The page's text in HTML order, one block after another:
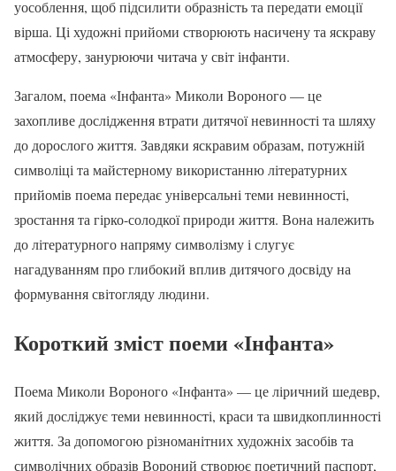
уособлення, щоб підсилити образність та передати емоції
вірша. Ці художні прийоми створюють насичену та яскраву
атмосферу, занурюючи читача у світ інфанти.
Загалом, поема «Інфанта» Миколи Вороного — це
захопливе дослідження втрати дитячої невинності та шляху
до дорослого життя. Завдяки яскравим образам, потужній
символіці та майстерному використанню літературних
прийомів поема передає універсальні теми невинності,
зростання та гірко-солодкої природи життя. Вона належить
до літературного напряму символізму і слугує
нагадуванням про глибокий вплив дитячого досвіду на
формування світогляду людини.
Короткий зміст поеми «Інфанта»
Поема Миколи Вороного «Інфанта» — це ліричний шедевр,
який досліджує теми невинності, краси та швидкоплинності
життя. За допомогою різноманітних художніх засобів та
символічних образів Вороний створює поетичний паспорт,